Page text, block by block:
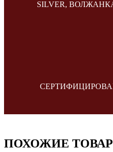
SILVER,
ПОХОЖИЕ